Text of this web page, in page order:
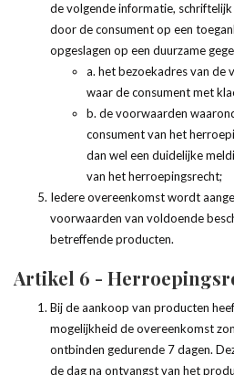
de volgende informatie,
door de consument op een
opgeslagen op een duurzame
a. het bezoekadres van de
waar de consument met
b. de voorwaarden
consument van het
dan wel een duidelijke
van het herroepingsrecht;
Iedere overeenkomst wordt
voorwaarden van voldoende
betreffende producten.
Artikel 6 -
Bij de aankoop van producten
mogelijkheid de overeenkomst
ontbinden gedurende 7 dagen.
de dag na ontvangst van het